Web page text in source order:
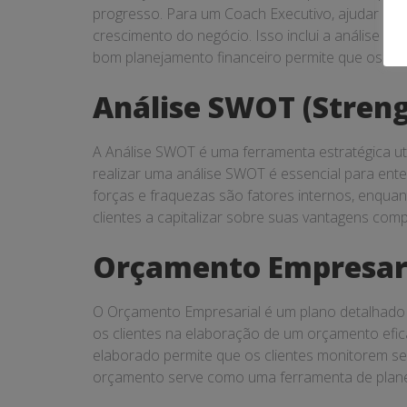
progresso. Para um Coach Executivo, ajudar
crescimento do negócio. Isso inclui a análise
bom planejamento financeiro permite que os
Análise SWOT
A Análise SWOT é uma ferramenta estratégica
realizar uma análise SWOT é essencial para
forças e fraquezas são fatores internos,
clientes a capitalizar sobre suas vantagens
Orçamento
O Orçamento Empresarial é um plano
os clientes na elaboração de um orçamento
elaborado permite que os clientes monitorem
orçamento serve como uma ferramenta de